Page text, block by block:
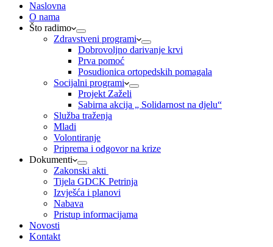
Naslovna
O nama
Što radimo
Zdravstveni programi
Dobrovoljno darivanje krvi
Prva pomoć
Posudionica ortopedskih pomagala
Socijalni programi
Projekt Zaželi
Sabirna akcija „ Solidarnost na djelu“
Služba traženja
Mladi
Volontiranje
Priprema i odgovor na krize
Dokumenti
Zakonski akti
Tijela GDCK Petrinja
Izvješća i planovi
Nabava
Pristup informacijama
Novosti
Kontakt